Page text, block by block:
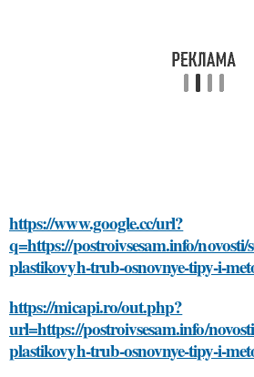
https://www.google.cc/url?
q=https://postroivsesam.info/novosti/
plastikovyh-trub-osnovnye-tipy-i-
https://micapi.ro/out.php?
url=https://postroivsesam.info/
plastikovyh-trub-osnovnye-tipy-i-